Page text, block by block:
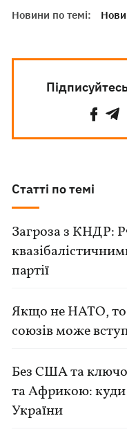
Новини по темі:
Статті по темі
Загроза з КНДР:
партії
Якщо не НАТО,
союзів може
Без США та
та Африкою: куди
України